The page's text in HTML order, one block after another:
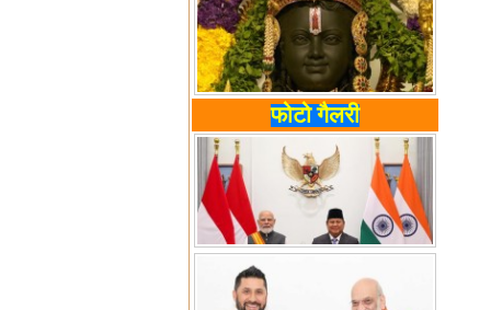
फोटो गैलरी